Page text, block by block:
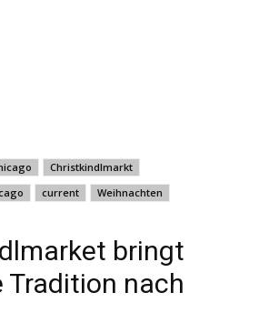
Christkindlmarkt
current
Weihnachten
bringt
Tradition nach